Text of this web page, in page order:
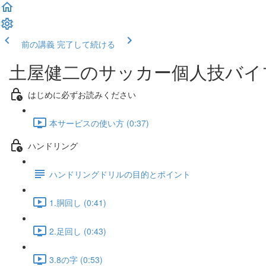
前の講義 完了して続ける
土屋健二のサッカー個人技バ
はじめに必ずお読みください
本サービスの使い方 (0:37)
ハンドリング
ハンドリングドリルの目的とポイント
1.胴回し (0:41)
2.足回し (0:43)
3.8の字 (0:53)